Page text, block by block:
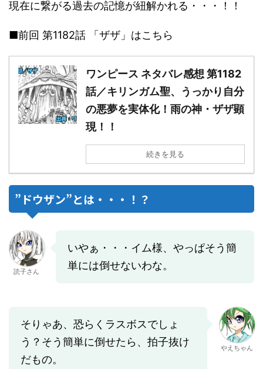
現在に繋がる過去の記憶が紐解かれる・・・！！
■前回 第1182話 「ザザ」はこちら
ワンピース ネタバレ感想 第1182
話／キリンガム聖、うっかり自分
の悪夢を実体化！雨の神・ザザ顕
現！！
続きを見る
”ドウザン”とは・・・！？
読子さん
いやぁ・・・イム様、やっぱそう簡
単には倒せないわな。
そりゃあ、恐らくラスボスでしょ
う？そう簡単に倒せたら、拍子抜け
だもの。
やえちゃん